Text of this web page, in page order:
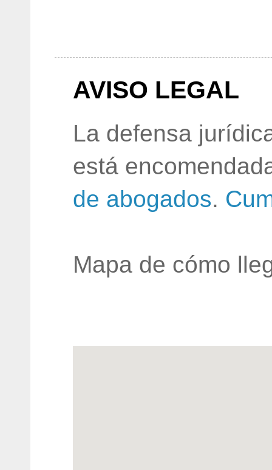
AVISO LEGAL
La defensa
está
de abogados.
Mapa de cómo